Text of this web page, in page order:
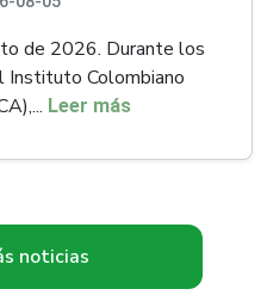
de 2026. Durante los
Instituto Colombiano
Leer más
noticias